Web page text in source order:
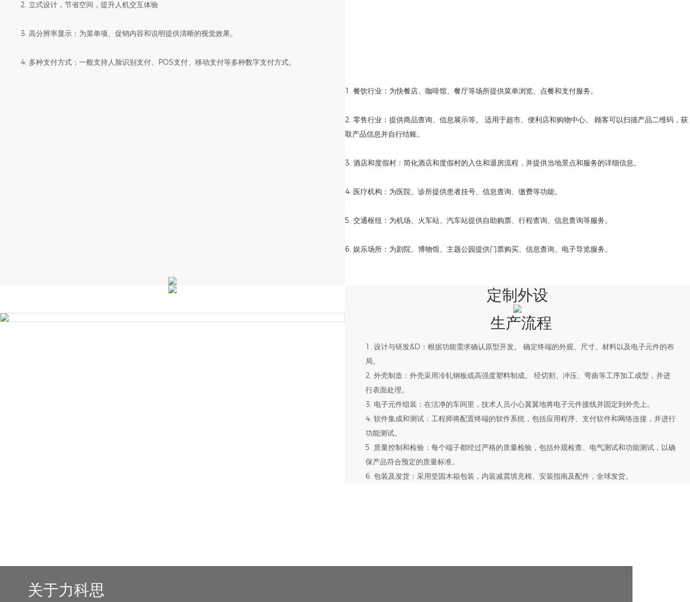
2. 立式设计，节省空间，提升人机交互体验
3. 高分辨率显示：为菜单项、促销内容和说明提供清晰的视觉效果。
4. 多种支付方式：一般支持人脸识别支付、POS支付、移动支付等多种数字支付方式。
1. 餐饮行业：为快餐店、咖啡馆、餐厅等场所提供菜单浏览、点餐和支付服务。
2. 零售行业：提供商品查询、信息展示等。 适用于超市、便利店和购物中心。 顾客可以扫描产品二维码，获
取产品信息并自行结账。
3. 酒店和度假村：简化酒店和度假村的入住和退房流程，并提供当地景点和服务的详细信息。
4. 医疗机构：为医院、诊所提供患者挂号、信息查询、缴费等功能。
5. 交通枢纽：为机场、火车站、汽车站提供自助购票、行程查询、信息查询等服务。
6. 娱乐场所：为剧院、博物馆、主题公园提供门票购买、信息查询、电子导览服务。
定制外设
生产流程
1. 设计与研发&D：根据功能需求确认原型开发。 确定终端的外观、尺寸、材料以及电子元件的布
局。
2. 外壳制造：外壳采用冷轧钢板或高强度塑料制成。 经切割、冲压、弯曲等工序加工成型，并进
行表面处理。
3. 电子元件组装：在洁净的车间里，技术人员小心翼翼地将电子元件接线并固定到外壳上。
4. 软件集成和测试：工程师将配置终端的软件系统，包括应用程序、支付软件和网络连接，并进行
功能测试。
5. 质量控制和检验：每个端子都经过严格的质量检验，包括外观检查、电气测试和功能测试，以确
保产品符合预定的质量标准。
6. 包装及发货：采用坚固木箱包装，内装减震填充棉、安装指南及配件，全球发货。
关于力科思